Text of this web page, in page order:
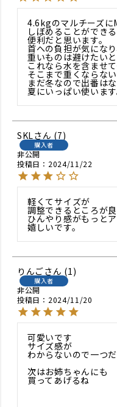
4.6kgのマルチーズに
しぼめることができ
便利だと思います。
首への負担が気になり
重いものは避けたい
これなら水を含ませ
そこまで重くならない
まだ冬なので出番は
夏にいっぱい使います
SKL 7
購入者
非公開
投稿日
2024/11/22
軽くてサイズが
調整できるところが良
ひんやり感がもっと
嬉しいです。
りんご 1
購入者
非公開
投稿日
2024/11/20
可愛いです
サイズ感が
わからないので一つ
次はお姉ちゃんにも
買ってあげるね